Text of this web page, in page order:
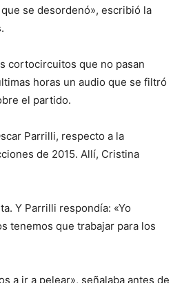
lo
que
se desordenó», escribió la
cortocircuitos que no pasan
horas un audio que se filtró
el partido.
Parrilli, respecto a la
de 2015. Allí, Cristina
Y Parrilli respondía: «Yo
tenemos que trabajar para los
a ir a pelear», señalaba antes de